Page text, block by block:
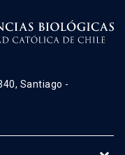
Santiago -